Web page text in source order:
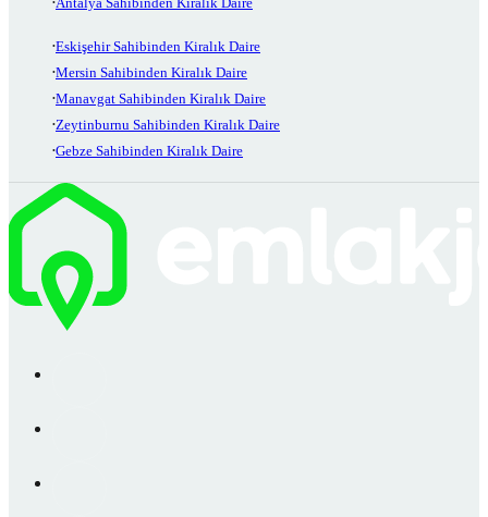
Eskişehir Sahibinden Kiralık Daire
Mersin Sahibinden Kiralık Daire
Manavgat Sahibinden Kiralık Daire
Zeytinburnu Sahibinden Kiralık Daire
Gebze Sahibinden Kiralık Daire